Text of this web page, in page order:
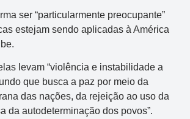
ser “particularmente preocupante”
estejam sendo aplicadas à América
levam “violência e instabilidade a
que busca a paz por meio da
das nações, da rejeição ao uso da
da autodeterminação dos povos”.